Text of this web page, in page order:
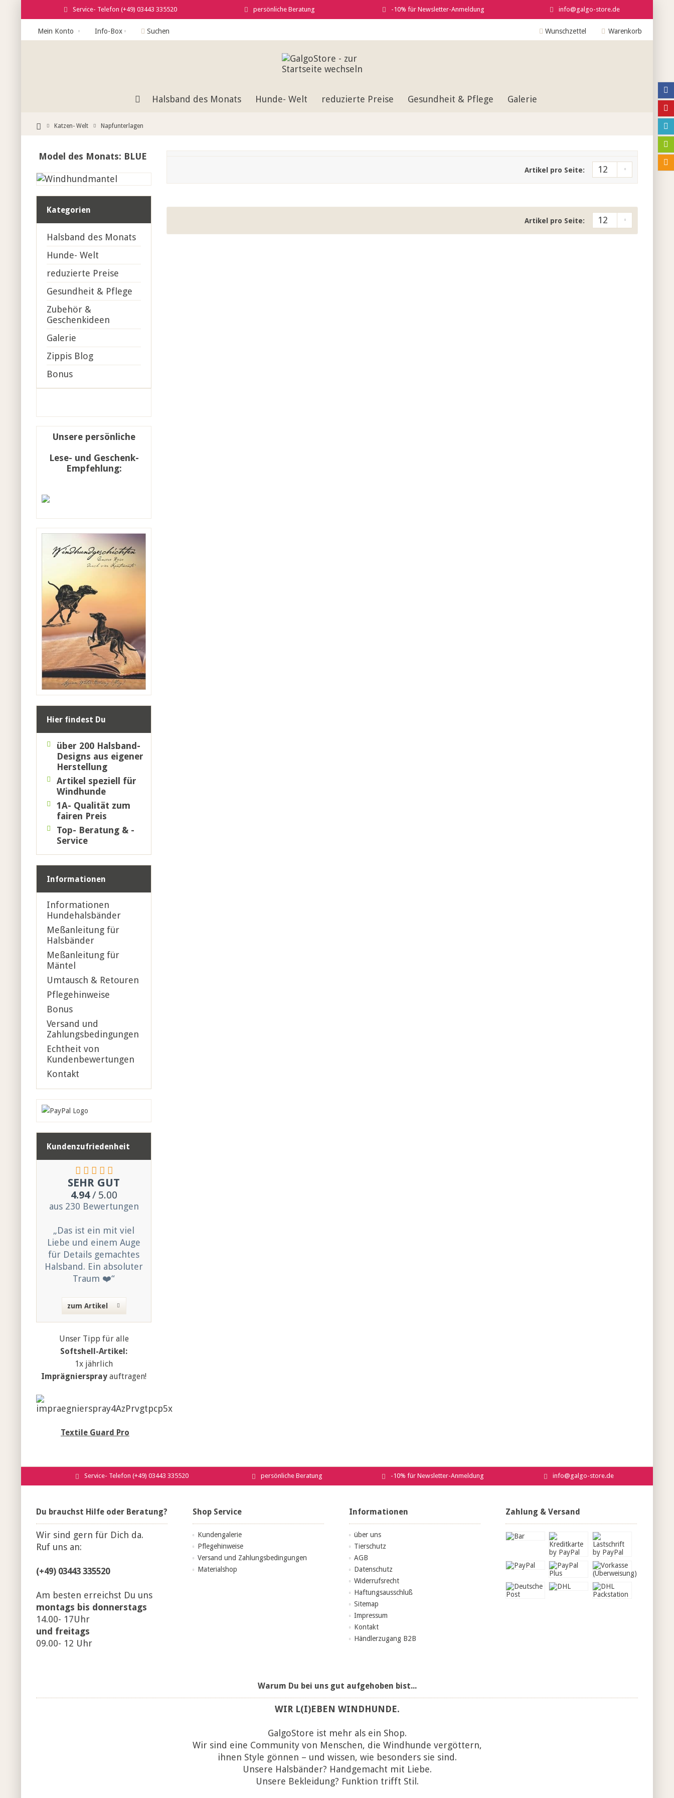
Service- Telefon (+49) 03443 335520 persönliche Beratung -10% für Newsletter-Anmeldung info@galgo-store.de
Warenkorb
Wunschzettel
Mein Konto Info-Box Suchen
Halsband des Monats Hunde- Welt reduzierte Preise Gesundheit & Pflege Galerie
Katzen- Welt Napfunterlagen
Model des Monats: BLUE
Kategorien
Halsband des Monats
Hunde- Welt
reduzierte Preise
Gesundheit & Pflege
Zubehör &
Geschenkideen
Galerie
Zippis Blog
Bonus
Unsere persönliche
Lese- und Geschenk-
Empfehlung:
Hier findest Du
über 200 Halsband-
Designs aus eigener
Herstellung
Artikel speziell für
Windhunde
1A- Qualität zum
fairen Preis
Top- Beratung & -
Service
Informationen
Informationen
Hundehalsbänder
Meßanleitung für
Halsbänder
Meßanleitung für
Mäntel
Umtausch & Retouren
Pflegehinweise
Bonus
Versand und
Zahlungsbedingungen
Echtheit von
Kundenbewertungen
Kontakt
Kundenzufriedenheit
SEHR GUT
4.94/ 5.00
aus 230 Bewertungen
„Das ist ein mit viel
Liebe und einem Auge
für Details gemachtes
Halsband. Ein absoluter
Traum ❤️“
zum Artikel
Unser Tipp für alle
Softshell-Artikel:
1x jährlich
Imprägnierspray auftragen!
Textile Guard Pro
Artikel pro Seite:
Artikel pro Seite:
Service- Telefon (+49) 03443 335520 persönliche Beratung -10% für Newsletter-Anmeldung info@galgo-store.de
Du brauchst Hilfe oder Beratung?
Wir sind gern für Dich da.
Ruf uns an:
(+49) 03443 335520
Am besten erreichst Du uns
montags bis donnerstags
14.00- 17Uhr
und freitags
09.00- 12 Uhr
Shop Service
Kundengalerie
Pflegehinweise
Versand und Zahlungsbedingungen
Materialshop
Informationen
über uns
Tierschutz
AGB
Datenschutz
Widerrufsrecht
Haftungsausschluß
Sitemap
Impressum
Kontakt
Händlerzugang B2B
Zahlung & Versand
Warum Du bei uns gut aufgehoben bist...
WIR L(I)EBEN WINDHUNDE.
GalgoStore ist mehr als ein Shop.
Wir sind eine Community von Menschen, die Windhunde vergöttern,
ihnen Style gönnen – und wissen, wie besonders sie sind.
Unsere Halsbänder? Handgemacht mit Liebe.
Unsere Bekleidung? Funktion trifft Stil.